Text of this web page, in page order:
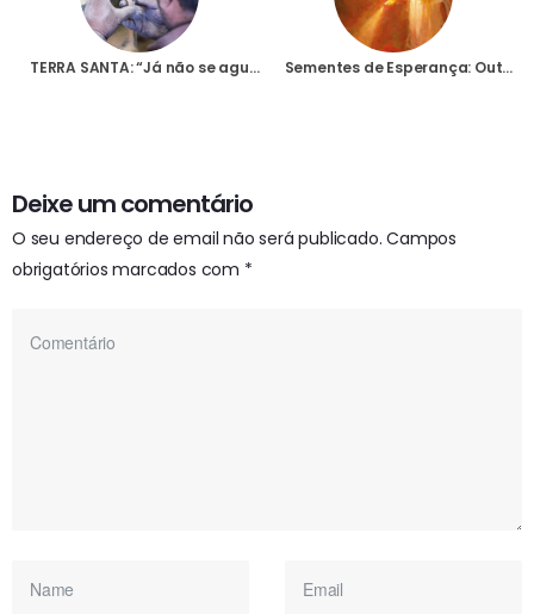
TERRA SANTA: “Já não se aguenta mais”, diz, em desespero, um cristão de Belém face à ausência de peregrinos Sementes de Esperança: Outubro de 2021
Deixe um comentário
O seu endereço de email não será publicado. Campos
obrigatórios marcados com *